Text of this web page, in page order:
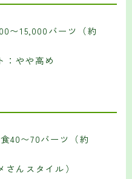
〜15,000バーツ（約
：やや高め
40〜70バーツ（約
さんスタイル）